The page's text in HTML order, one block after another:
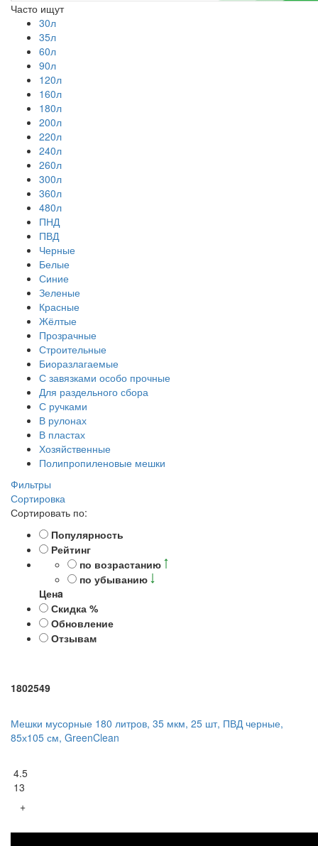
Часто ищут
30л
35л
60л
90л
120л
160л
180л
200л
220л
240л
260л
300л
360л
480л
ПНД
ПВД
Черные
Белые
Синие
Зеленые
Красные
Жёлтые
Прозрачные
Строительные
Биоразлагаемые
С завязками особо прочные
Для раздельного сбора
С ручками
В рулонах
В пластах
Хозяйственные
Полипропиленовые мешки
Фильтры
Сортировка
Сортировать по:
Популярность
Рейтинг
по возрастанию
по убыванию
Ценa
Скидка %
Обновление
Отзывам
1802549
Мешки мусорные 180 литров, 35 мкм, 25 шт, ПВД черные,
85х105 см, GreenClean
4.5
13
+